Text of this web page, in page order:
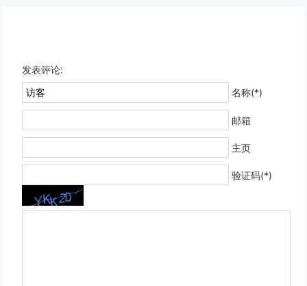
发表评论:
名称(*)
邮箱
主页
验证码(*)